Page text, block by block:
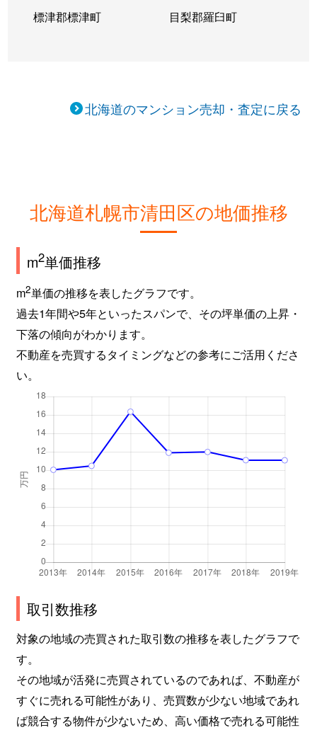
標津郡標津町 目梨郡羅臼町
北海道のマンション売却・査定に戻る
北海道札幌市清田区の地価推移
m2単価推移
m2単価の推移を表したグラフです。
過去1年間や5年といったスパンで、その坪単価の上昇・
下落の傾向がわかります。
不動産を売買するタイミングなどの参考にご活用くださ
い。
取引数推移
対象の地域の売買された取引数の推移を表したグラフで
す。
その地域が活発に売買されているのであれば、不動産が
すぐに売れる可能性があり、売買数が少ない地域であれ
ば競合する物件が少ないため、高い価格で売れる可能性